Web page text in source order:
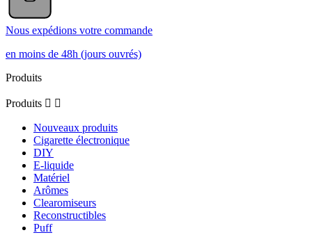
Nous expédions votre commande
en moins de 48h (jours ouvrés)
Produits
Produits  
Nouveaux produits
Cigarette électronique
DIY
E-liquide
Matériel
Arômes
Clearomiseurs
Reconstructibles
Puff